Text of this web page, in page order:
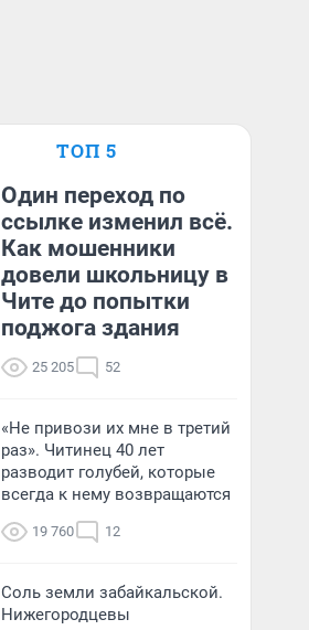
ТОП 5
Один переход по
ссылке изменил всё.
Как мошенники
довели школьницу в
Чите до попытки
поджога здания
25 205 52
«Не привози их мне в третий
раз». Читинец 40 лет
разводит голубей, которые
всегда к нему возвращаются
19 760 12
Соль земли забайкальской.
Нижегородцевы